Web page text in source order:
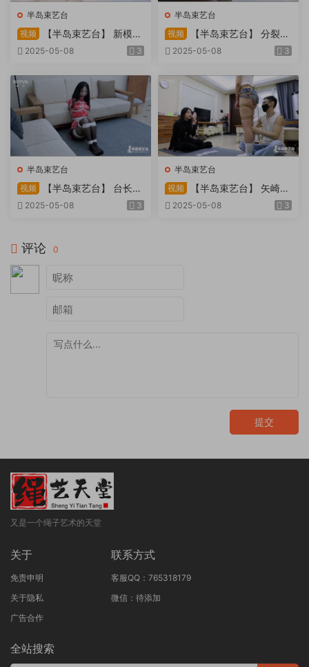
半岛束艺台
视频
【半岛束艺台】 新模奎
因试镜，宛如阿紫再现
2025-05-08 3
半岛束艺台
视频
【半岛束艺台】 分裂的
快感：捆绑检阅式，车顶冷风
天。过路车辆..
2025-05-08 3
半岛束艺台
视频
【半岛束艺台】 台长不
在的时候
2025-05-08 3
半岛束艺台
视频
【半岛束艺台】 矢崎
泽爱 世界上运气最差的女孩
2025-05-08 3
评论 0
提交
又是一个绳子艺术的天堂
关于
免责申明
关于隐私
广告合作
联系方式
客服QQ：765318179
微信：待添加
全站搜索